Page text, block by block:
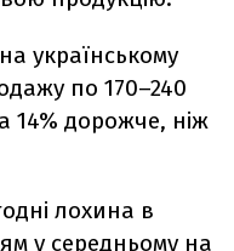
українському
по 170–240
14% дорожче, ніж
лохина в
у середньому на